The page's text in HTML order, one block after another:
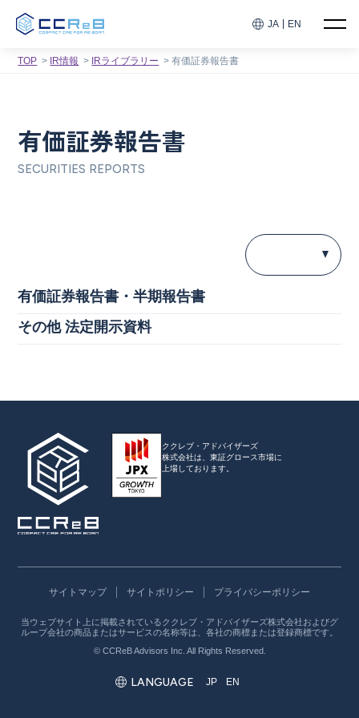
JA EN
TOP IR情報 IRライブラリー 有価証券報告書
有価証券報告書
SECURITIES REPORTS
有価証券報告書・半期報告書
その他 法定開示資料
ククレブ・アドバイザーズ
株式会社は、東証グロース市場に
上場しております。
サイトマップ サイトポリシー プライバシーポリシー
当ウェブサイト上に掲載されているククレブ・アドバイザーズ株式会社およびグ
ループ会社の商品またはサービスの名称等は、各社の商標または登録商標です。
© CCReB Advisors Inc. All Rights Reserved.
LANGUAGE JP EN